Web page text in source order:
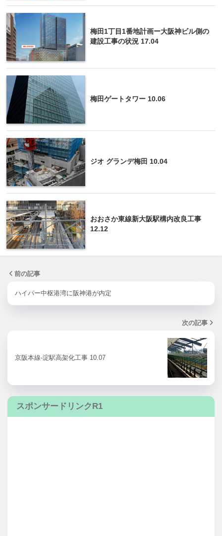
梅田1丁目1番地計画ー大阪神ビル側の
建設工事の状況 17.04
梅田ゲートタワー 10.06
ジオ グランデ梅田 10.04
おおさか東線新大阪駅構内改良工事
12.12
前の記事
ハイパー中枢港湾に阪神港が内定
次の記事
京阪本線-淀駅高架化工事 10.07
スポンサードリンクR1